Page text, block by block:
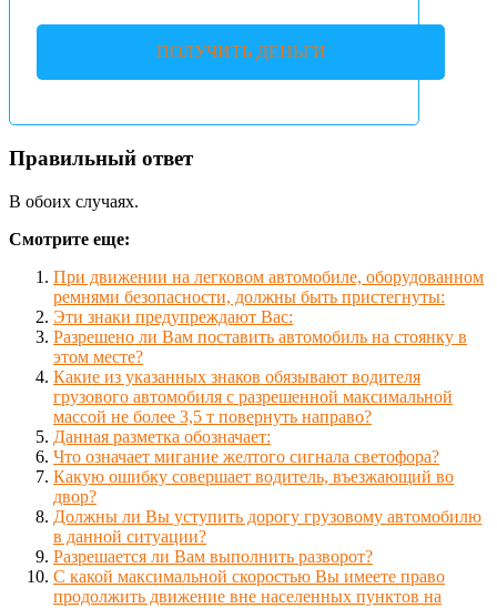
ПОЛУЧИТЬ ДЕНЬГИ
Правильный ответ
В обоих случаях.
Смотрите еще:
При движении на легковом автомобиле, оборудованном
ремнями безопасности, должны быть пристегнуты:
Эти знаки предупреждают Вас:
Разрешено ли Вам поставить автомобиль на стоянку в
этом месте?
Какие из указанных знаков обязывают водителя
грузового автомобиля с разрешенной максимальной
массой не более 3,5 т повернуть направо?
Данная разметка обозначает:
Что означает мигание желтого сигнала светофора?
Какую ошибку совершает водитель, въезжающий во
двор?
Должны ли Вы уступить дорогу грузовому автомобилю
в данной ситуации?
Разрешается ли Вам выполнить разворот?
С какой максимальной скоростью Вы имеете право
продолжить движение вне населенных пунктов на